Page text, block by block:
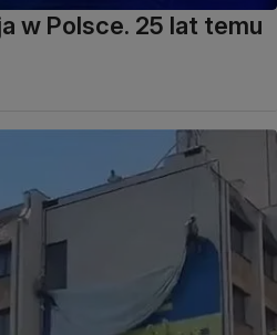
w Polsce. 25 lat temu